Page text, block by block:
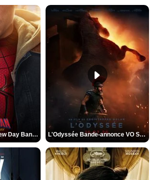
Spider-Man: Brand New Day Bande-annonce VO STFR L'Odyssée Bande-annonce VO STFR